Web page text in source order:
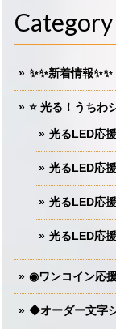
Category
✨✨新着情報✨✨
⭐️ 光る！うちわ
光るLED応
光るLED応
光るLED応
光るLED応
◉ワンコイン応
◆オーダー文字